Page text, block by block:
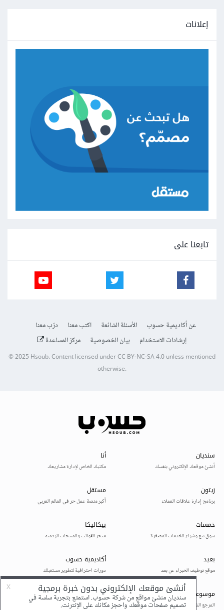
إعلانات
تابعنا على
عن أكاديمية حسوب الأسئلة الشائعة اكتب معنا
درّب معنا
إرشادات الاستخدام
بيان الخصوصية مركز المساعدة
© 2025Hsoub.Content licensed underCC BY-NC-SA 4.0unless mentioned
otherwise.